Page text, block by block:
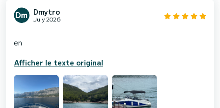
Dmytro
July 2026
Afficher le texte original